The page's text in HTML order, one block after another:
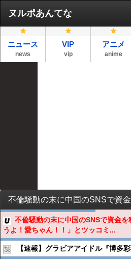
ヌルポあんてな
ニュース
news
VIP
vip
アニメ
anime
不倫騒動の末に中国のSNSで資金
うよ！愛ちゃん！！」とツッコミ...
【速報】グラビアアイドル『博多